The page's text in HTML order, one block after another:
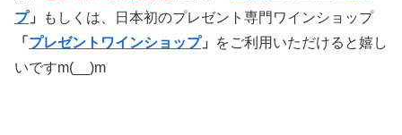
プ」
もしくは、日本初のプレゼント専門ワインショップ
「 プレゼントワインショップ」
をご利用いただけると嬉し
いですm(__)m